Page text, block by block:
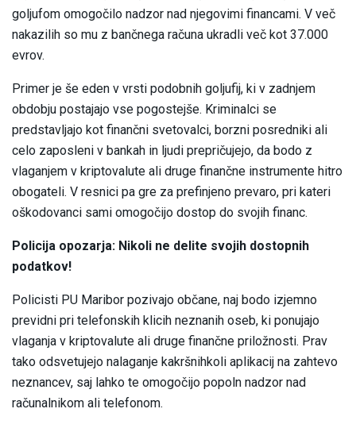
goljufom omogočilo nadzor nad njegovimi financami. V več
nakazilih so mu z bančnega računa ukradli več kot 37.000
evrov.
Primer je še eden v vrsti podobnih goljufij, ki v zadnjem
obdobju postajajo vse pogostejše. Kriminalci se
predstavljajo kot finančni svetovalci, borzni posredniki ali
celo zaposleni v bankah in ljudi prepričujejo, da bodo z
vlaganjem v kriptovalute ali druge finančne instrumente hitro
obogateli. V resnici pa gre za prefinjeno prevaro, pri kateri
oškodovanci sami omogočijo dostop do svojih financ.
Policija opozarja: Nikoli ne delite svojih dostopnih
podatkov!
Policisti PU Maribor pozivajo občane, naj bodo izjemno
previdni pri telefonskih klicih neznanih oseb, ki ponujajo
vlaganja v kriptovalute ali druge finančne priložnosti. Prav
tako odsvetujejo nalaganje kakršnihkoli aplikacij na zahtevo
neznancev, saj lahko te omogočijo popoln nadzor nad
računalnikom ali telefonom.